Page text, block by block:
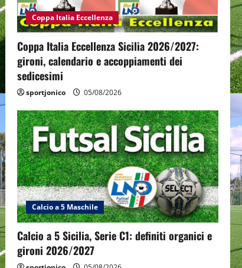
Coppa Italia Eccellenza
Coppa Italia Eccellenza Sicilia 2026/2027:
gironi, calendario e accoppiamenti dei
sedicesimi
sportjonico 05/08/2026
Calcio a 5 Maschile
Calcio a 5 Sicilia, Serie C1: definiti organici e
gironi 2026/2027